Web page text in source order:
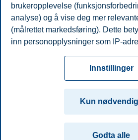
Når man ikke eier «Skam»
Tv-serien «Skam» har tatt Norge
aktører vil slå mynt på suksessen.
og navnene Noora og William?
Kontakt oss
TrondheimStavanger
brukeropplevelse
analyse) og å vise deg mer
(målrettet markedsføring). Dette
inn personopplysninger som IP-
cookies som er nødvendige for at
fungere, kan du enten godta alle
samtykke ved å endre innstillinger.
Les mer om våre
opplysninger vi samler inn og
for informasjonskapsler. Du kan når
Innstillinger
Kun
Godta alle